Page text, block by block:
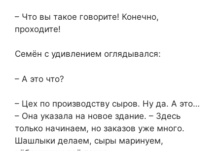
– Что вы такое говорите! Конечно,
проходите!
Семён с удивлением оглядывался:
– А это что?
– Цех по производству сыров. Ну да. А это…
– Она указала на новое здание. – Здесь
только начинаем, но заказов уже много.
Шашлыки делаем, сыры маринуем,